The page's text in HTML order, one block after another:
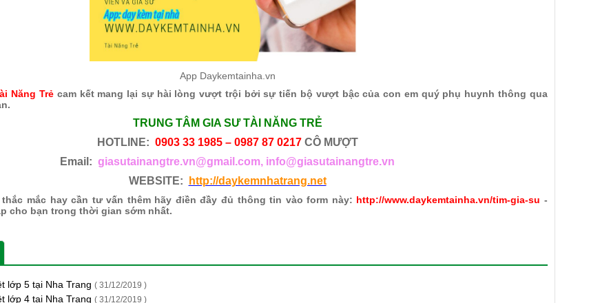
App Daykemtainha.vn
Năng Trẻcam kết mang lại sự hài lòng vượt trội bởi sự tiến bộ vượt bậc của con em quý phụ huynh thông qua
TRUNG TÂM GIA SƯ TÀI NĂNG TRẺ
HOTLINE: 0903 33 1985 – 0987 87 0217CÔ MƯỢT
Email:giasutainangtre.vn@gmail.com, info@giasutainangtre.vn
WEBSITE:
http://daykemnhatrang.net
mắc hay cần tư vấn thêm hãy điền đầy đủ thông tin vào form này: http://www.daykemtainha.vn/tim-gia-su -
cho bạn trong thời gian sớm nhất.
lớp 5 tại Nha Trang ( 31/12/2019 )
lớp 4 tại Nha Trang ( 31/12/2019 )